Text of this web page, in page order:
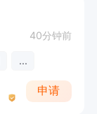
40分钟前
...
申请